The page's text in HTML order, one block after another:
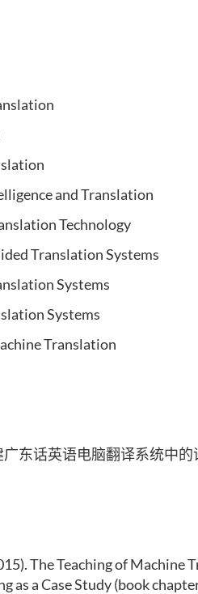
and Translation
Technology
Translation Systems
Systems
Systems
Translation
东话英语电脑翻译系统中的
The Teaching of Machine
as a Case Study (book